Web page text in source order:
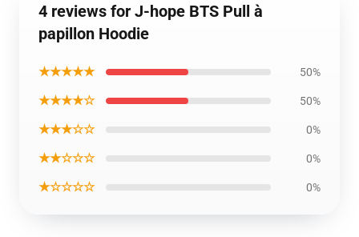
4 reviews for J-hope BTS Pull à
papillon Hoodie
★★★★★ 50%
★★★★☆ 50%
★★★☆☆ 0%
★★☆☆☆ 0%
★☆☆☆☆ 0%